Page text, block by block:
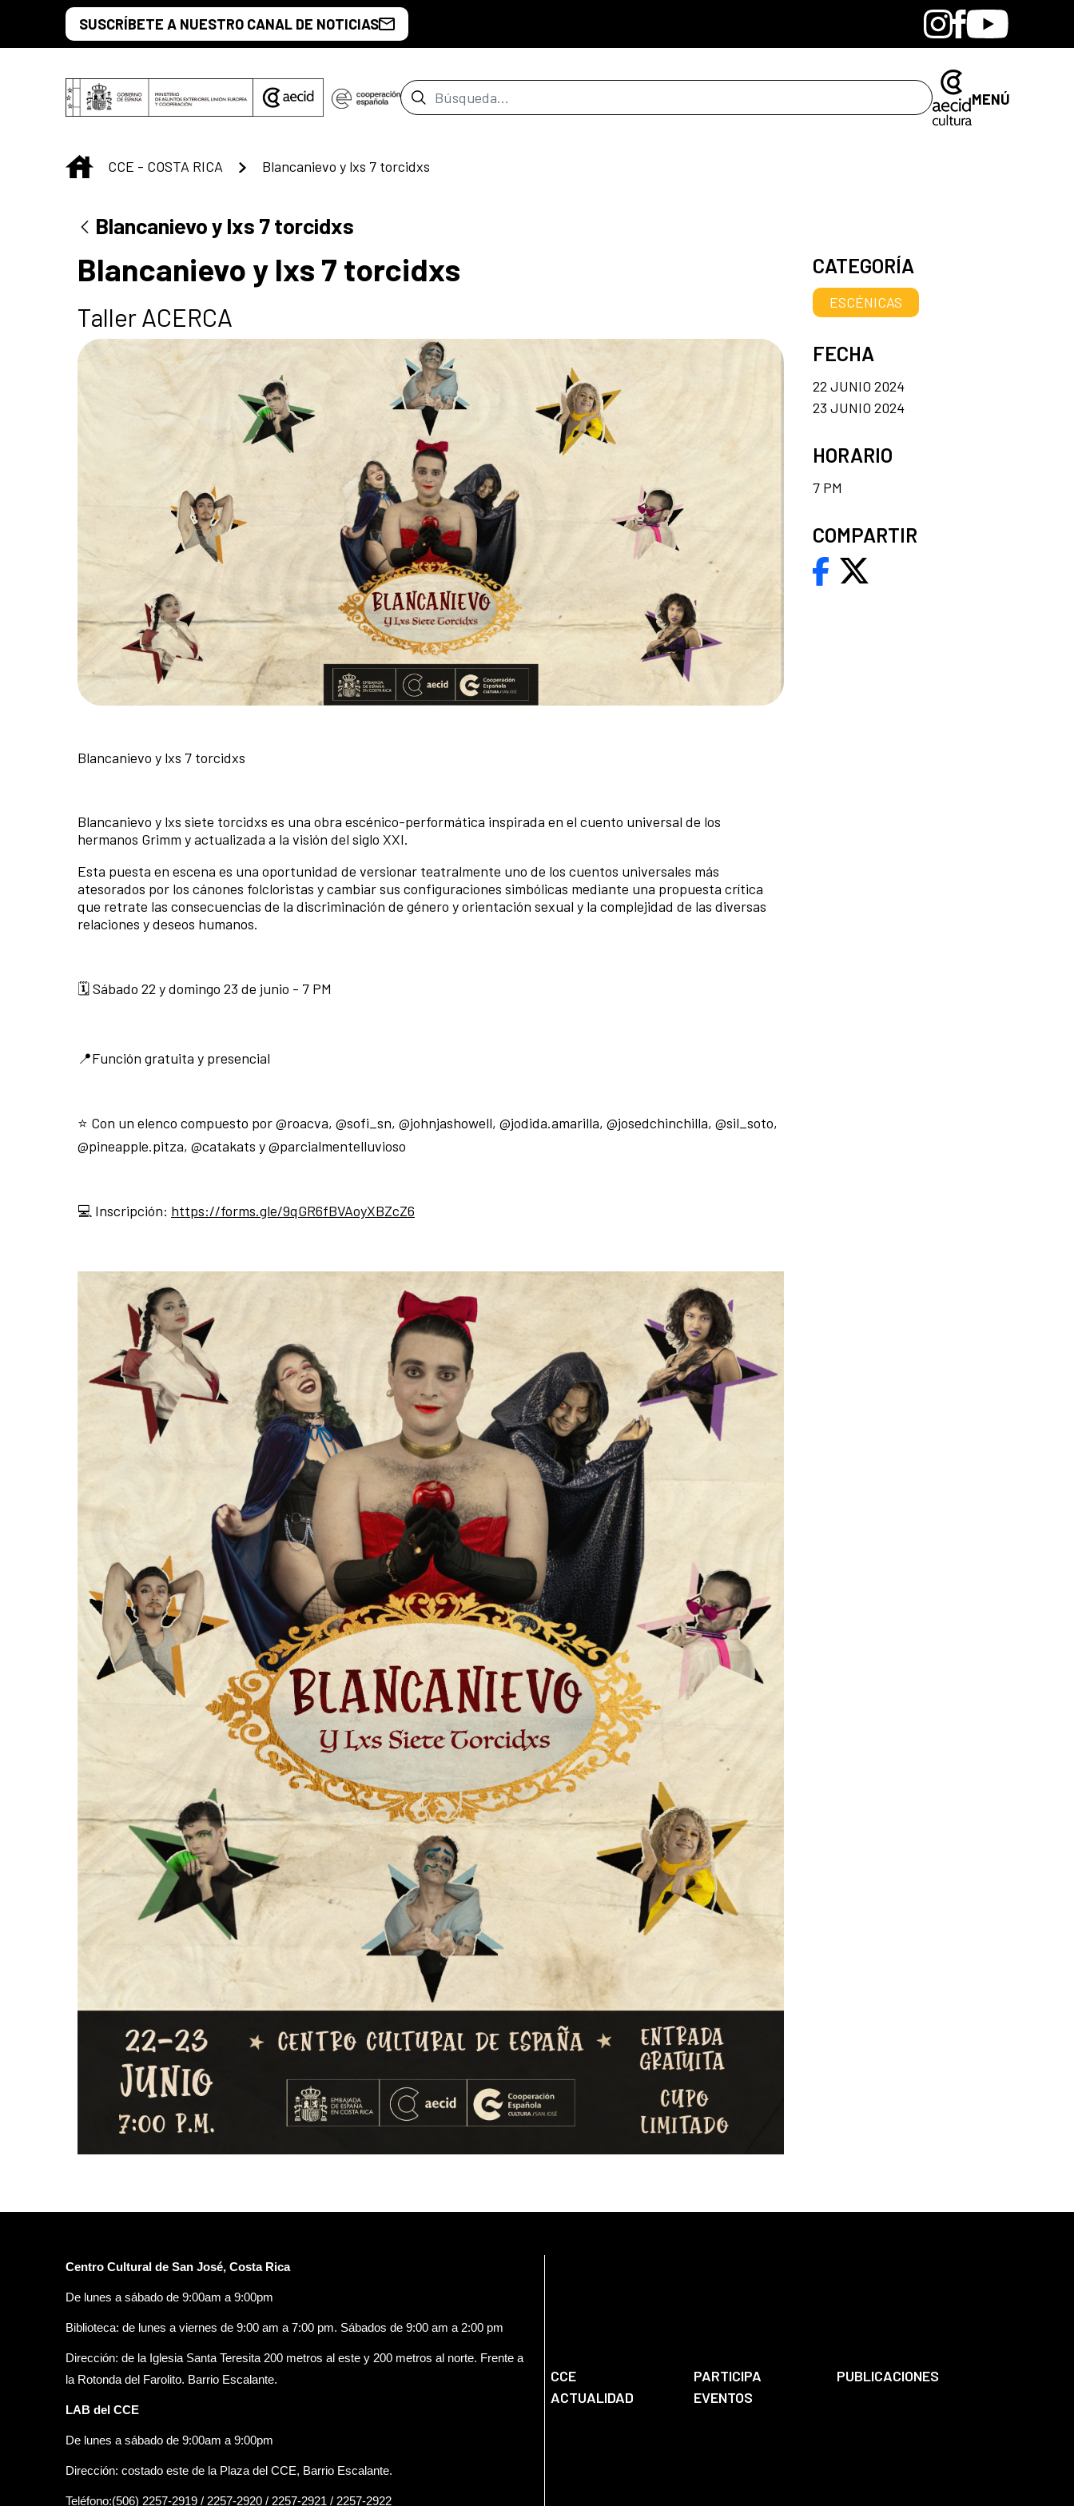
Saltar al contenido principal
SUSCRÍBETE A NUESTRO CANAL DE NOTICIAS BandcampInstagram
Facebook
Youtube
Barra de búsqueda MENÚ
INICIO
CCE - COSTA RICA Blancanievo y lxs 7 torcidxs
Blancanievo y lxs 7 torcidxs
Blancanievo y lxs 7 torcidxs
Taller ACERCA
Blancanievo y lxs 7 torcidxs
Blancanievo y lxs siete torcidxs es una obra escénico-performática inspirada en el cuento universal de los
hermanos Grimm y actualizada a la visión del siglo XXI.
Esta puesta en escena es una oportunidad de versionar teatralmente uno de los cuentos universales más
atesorados por los cánones folcloristas y cambiar sus configuraciones simbólicas mediante una propuesta crítica
que retrate las consecuencias de la discriminación de género y orientación sexual y la complejidad de las diversas
relaciones y deseos humanos.
🗓️ Sábado 22 y domingo 23 de junio - 7 PM
📍Función gratuita y presencial
⭐️ Con un elenco compuesto por @roacva, @sofi_sn, @johnjashowell, @jodida.amarilla, @josedchinchilla, @sil_soto,
@pineapple.pitza, @catakats y @parcialmentelluvioso
💻 Inscripción: https://forms.gle/9qGR6fBVAoyXBZcZ6
CATEGORÍA
ESCÉNICAS
FECHA
22 JUNIO 2024
23 JUNIO 2024
HORARIO
7 PM
COMPARTIR
Centro Cultural de San José, Costa Rica
De lunes a sábado de 9:00am a 9:00pm
Biblioteca: de lunes a viernes de 9:00 am a 7:00 pm. Sábados de 9:00 am a 2:00 pm
Dirección: de la Iglesia Santa Teresita 200 metros al este y 200 metros al norte. Frente a
la Rotonda del Farolito. Barrio Escalante.
LAB del CCE
De lunes a sábado de 9:00am a 9:00pm
Dirección: costado este de la Plaza del CCE, Barrio Escalante.
Teléfono:(506) 2257-2919 / 2257-2920 / 2257-2921 / 2257-2922
CCE PARTICIPA
PUBLICACIONES
ACTUALIDAD
EVENTOS